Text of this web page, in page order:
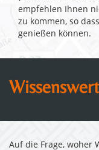
empfehlen Ihnen
zu kommen, so
genießen können.
Auf die Frage, woher